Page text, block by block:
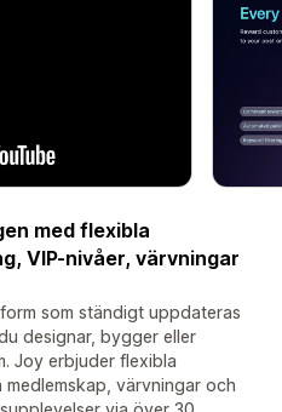
med flexibla
VIP-nivåer, värvningar
som ständigt uppdateras
designar, bygger eller
Joy erbjuder flexibla
medlemskap, värvningar och